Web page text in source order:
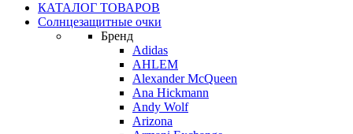
КАТАЛОГ ТОВАРОВ
Солнцезащитные очки
Бренд
Adidas
AHLEM
Alexander McQueen
Ana Hickmann
Andy Wolf
Arizona